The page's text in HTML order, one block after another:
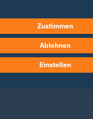
du das Impressum.
findest du
Zustimmen
Ablehnen
Einstellen